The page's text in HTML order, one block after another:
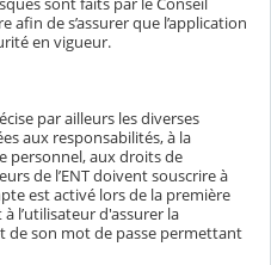
de s’assurer que l’application
en vigueur.
par ailleurs les diverses
aux responsabilités, à la
personnel, aux droits de
de l’ENT doivent souscrire à
est activé lors de la première
l’utilisateur d'assurer la
son mot de passe permettant